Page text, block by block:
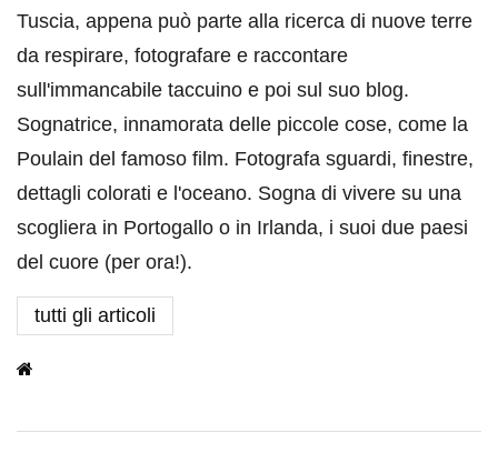
Tuscia, appena può parte alla ricerca di nuove terre
da respirare, fotografare e raccontare
sull'immancabile taccuino e poi sul suo blog.
Sognatrice, innamorata delle piccole cose, come la
Poulain del famoso film. Fotografa sguardi, finestre,
dettagli colorati e l'oceano. Sogna di vivere su una
scogliera in Portogallo o in Irlanda, i suoi due paesi
del cuore (per ora!).
tutti gli articoli